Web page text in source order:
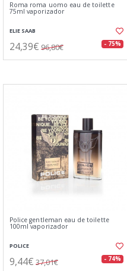
Roma roma uomo eau de toilette
75ml vaporizador
ELIE SAAB
24,39€ 96,80€ - 75%
Police gentleman eau de toilette
100ml vaporizador
POLICE
9,44€ 37,01€ - 74%